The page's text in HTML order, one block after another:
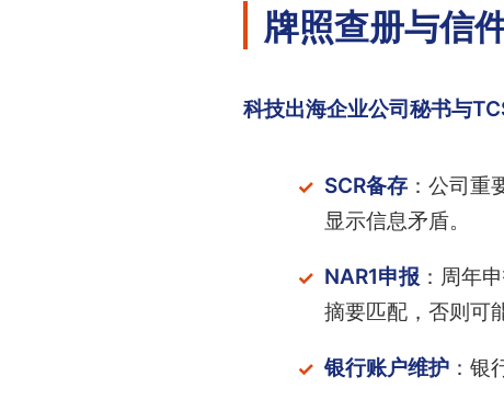
牌照查册与信
科技出海企业公司秘书与
SCR备存：公司重
显示信息矛盾。
NAR1申报：周年
摘要匹配，否则可
银行账户维护：银